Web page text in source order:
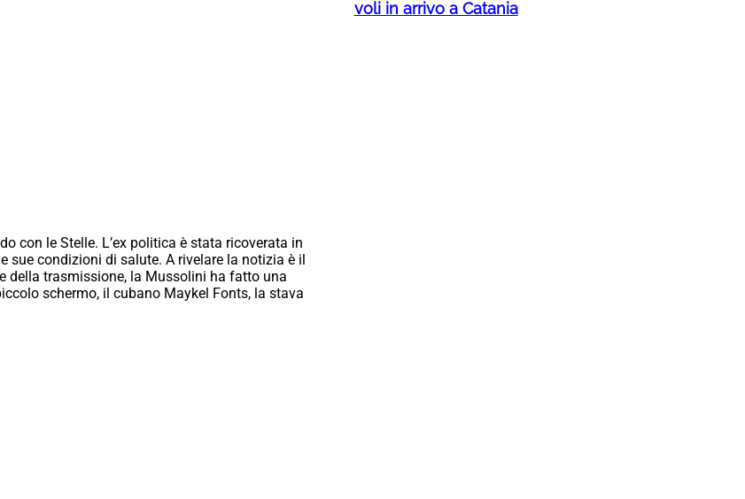
con le Stelle. L’ex politica è stata ricoverata in
condizioni di salute. A rivelare la notizia è il
della trasmissione, la Mussolini ha fatto una
schermo, il cubano Maykel Fonts, la stava
voli in arrivo a Catania